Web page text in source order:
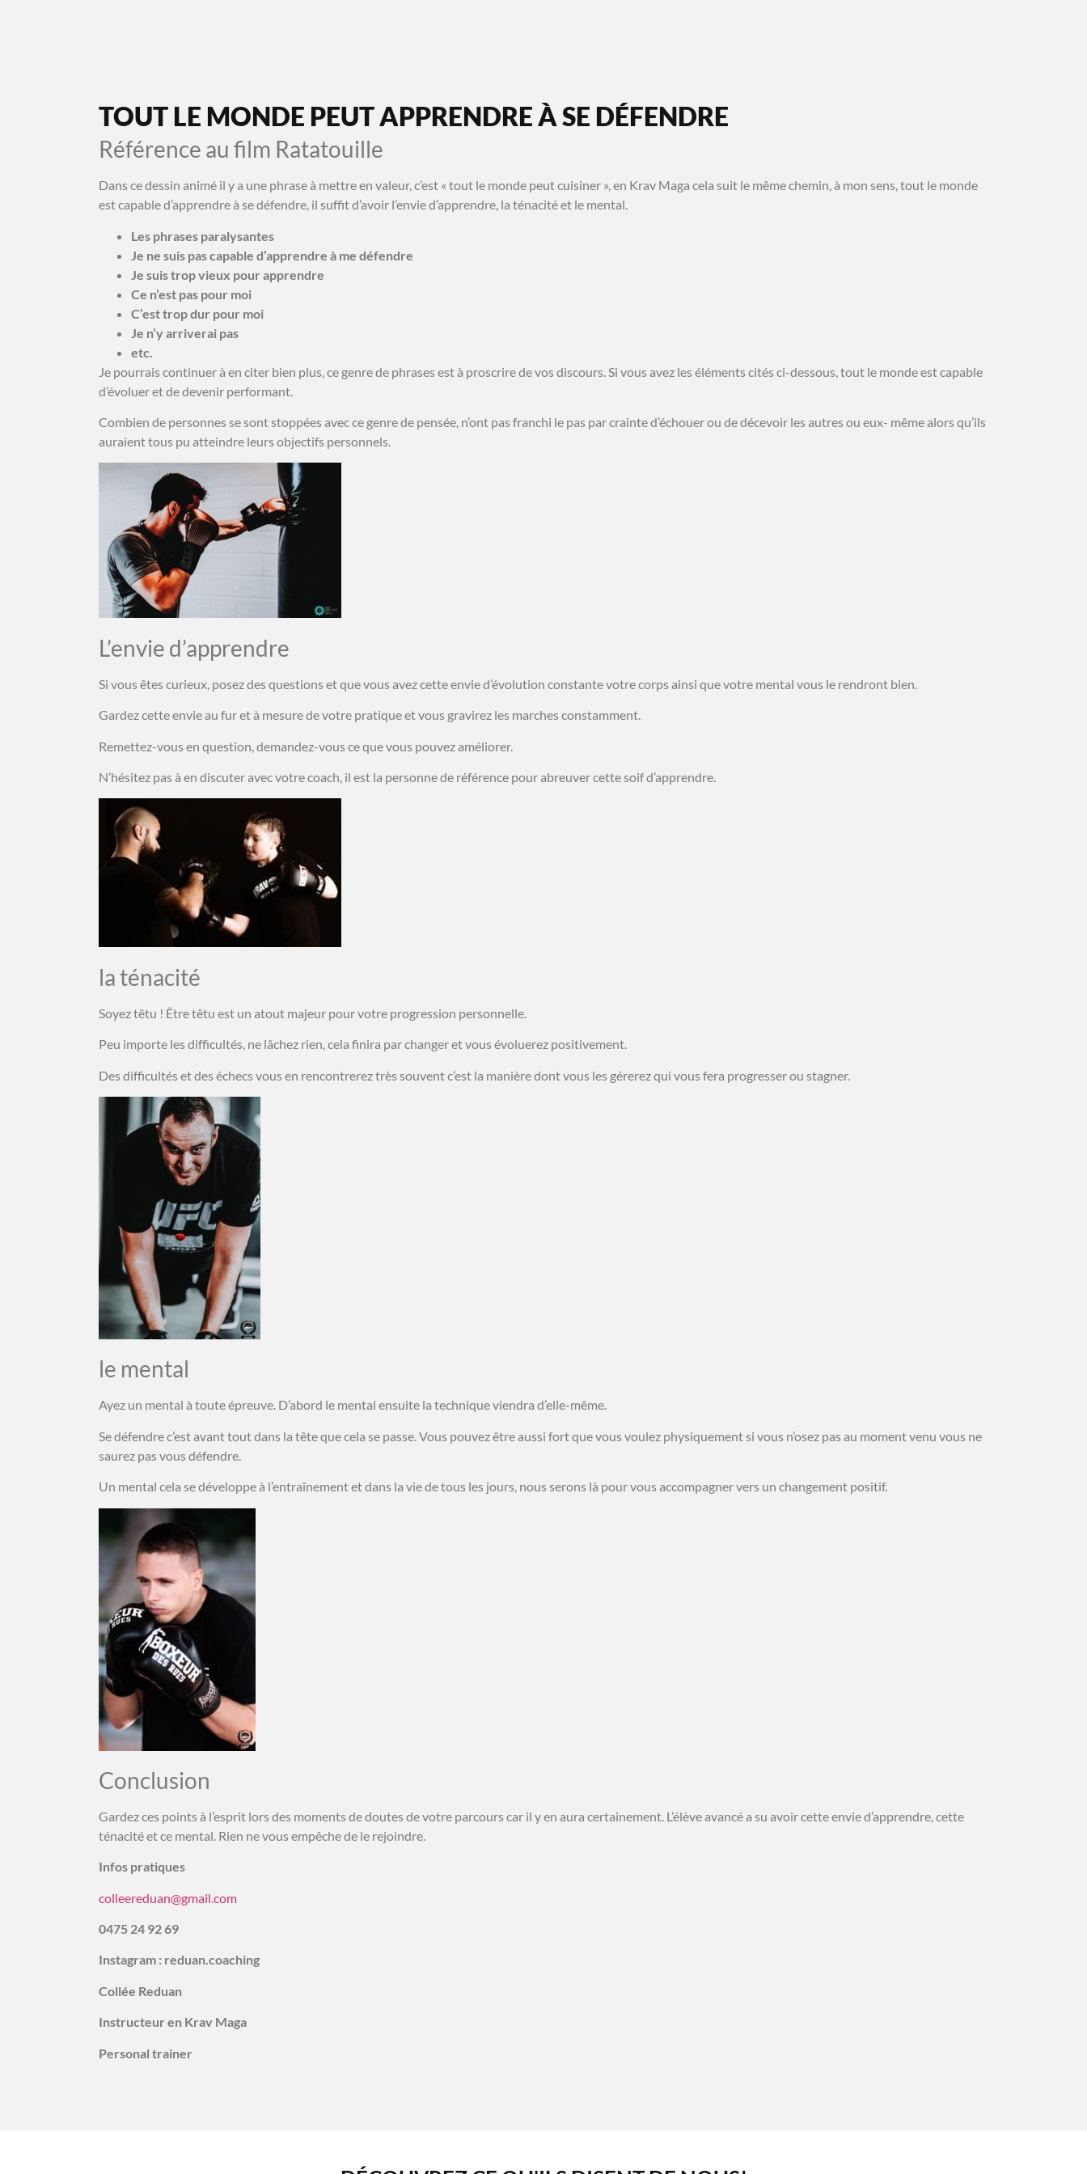
TOUT LE MONDE PEUT APPRENDRE À SE DÉFENDRE
Référence au film Ratatouille
Dans ce dessin animé il y a une phrase à mettre en valeur, c’est « tout le monde peut cuisiner », en Krav Maga cela suit le même chemin, à mon sens, tout le monde
est capable d’apprendre à se défendre, il suffit d’avoir l’envie d’apprendre, la ténacité et le mental.
Les phrases paralysantes
Je ne suis pas capable d’apprendre à me défendre
Je suis trop vieux pour apprendre
Ce n’est pas pour moi
C’est trop dur pour moi
Je n’y arriverai pas
etc.
Je pourrais continuer à en citer bien plus, ce genre de phrases est à proscrire de vos discours. Si vous avez les éléments cités ci-dessous, tout le monde est capable
d’évoluer et de devenir performant.
Combien de personnes se sont stoppées avec ce genre de pensée, n’ont pas franchi le pas par crainte d’échouer ou de décevoir les autres ou eux- même alors qu’ils
auraient tous pu atteindre leurs objectifs personnels.
L’envie d’apprendre
Si vous êtes curieux, posez des questions et que vous avez cette envie d’évolution constante votre corps ainsi que votre mental vous le rendront bien.
Gardez cette envie au fur et à mesure de votre pratique et vous gravirez les marches constamment.
Remettez-vous en question, demandez-vous ce que vous pouvez améliorer.
N’hésitez pas à en discuter avec votre coach, il est la personne de référence pour abreuver cette soif d’apprendre.
la ténacité
Soyez têtu ! Être têtu est un atout majeur pour votre progression personnelle.
Peu importe les difficultés, ne lâchez rien, cela finira par changer et vous évoluerez positivement.
Des difficultés et des échecs vous en rencontrerez très souvent c’est la manière dont vous les gérerez qui vous fera progresser ou stagner.
le mental
Ayez un mental à toute épreuve. D’abord le mental ensuite la technique viendra d’elle-même.
Se défendre c’est avant tout dans la tête que cela se passe. Vous pouvez être aussi fort que vous voulez physiquement si vous n’osez pas au moment venu vous ne
saurez pas vous défendre.
Un mental cela se développe à l’entraînement et dans la vie de tous les jours, nous serons là pour vous accompagner vers un changement positif.
Conclusion
Gardez ces points à l’esprit lors des moments de doutes de votre parcours car il y en aura certainement. L’élève avancé a su avoir cette envie d’apprendre, cette
ténacité et ce mental. Rien ne vous empêche de le rejoindre.
Infos pratiques
colleereduan@gmail.com
0475 24 92 69
Instagram : reduan.coaching
Collée Reduan
Instructeur en Krav Maga
Personal trainer